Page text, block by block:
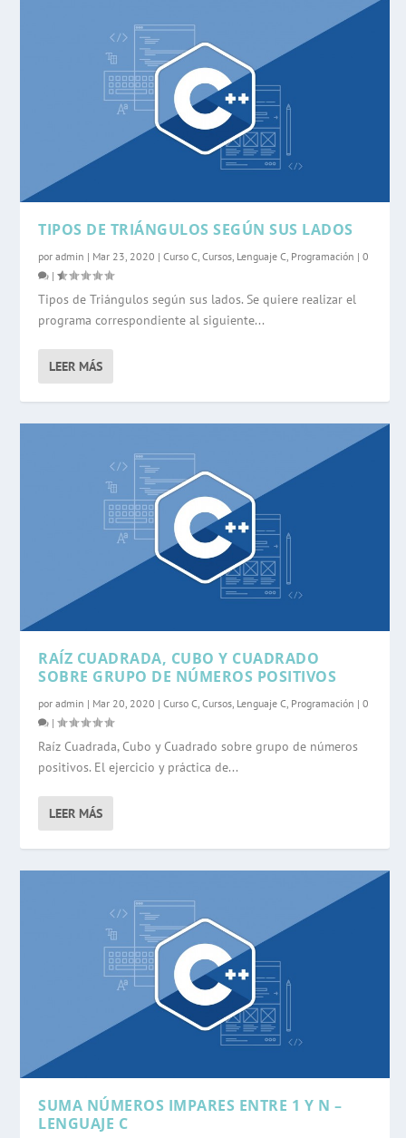
TIPOS DE TRIÁNGULOS SEGÚN SUS LADOS
poradmin | Mar 23, 2020 |Curso C ,Cursos Lenguaje C Programación |0
|
Tipos de Triángulos según sus lados. Se quiere realizar el
programa correspondiente al siguiente...
LEER MÁS
RAÍZ CUADRADA, CUBO Y CUADRADO
SOBRE GRUPO DE NÚMEROS POSITIVOS
poradmin | Mar 20, 2020 |Curso C ,Cursos Lenguaje C Programación |0
|
Raíz Cuadrada, Cubo y Cuadrado sobre grupo de números
positivos. El ejercicio y práctica de...
LEER MÁS
SUMA NÚMEROS IMPARES ENTRE 1 Y N –
LENGUAJE C